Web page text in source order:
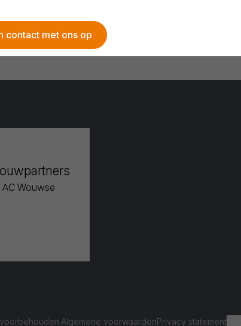
contact met ons op
Wouwse
Algemene voorwaardenPrivacy statement